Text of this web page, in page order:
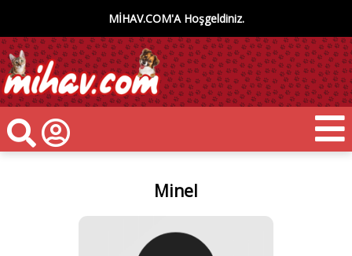
MİHAV.COM'A Hoşgeldiniz.
Minel